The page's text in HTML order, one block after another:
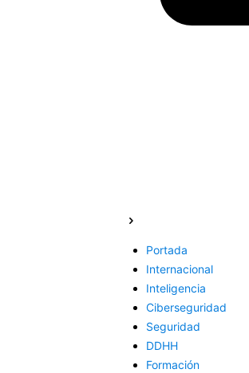
Portada
Internacional
Inteligencia
Ciberseguridad
Seguridad
DDHH
Formación